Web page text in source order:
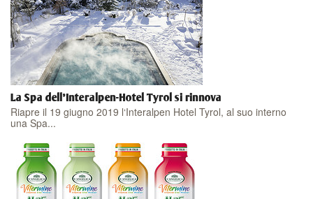
La Spa dell'Interalpen-Hotel Tyrol si rinnova
Riapre il 19 giugno 2019 l‘Interalpen Hotel Tyrol, al suo interno
una Spa...